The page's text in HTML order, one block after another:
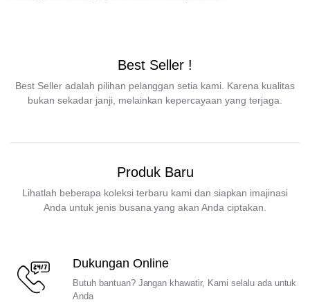
Best Seller !
Best Seller adalah pilihan pelanggan setia kami. Karena kualitas
bukan sekadar janji, melainkan kepercayaan yang terjaga.
Produk Baru
Lihatlah beberapa koleksi terbaru kami dan siapkan imajinasi
Anda untuk jenis busana yang akan Anda ciptakan.
Dukungan Online
Butuh bantuan? Jangan khawatir, Kami selalu ada untuk
Anda